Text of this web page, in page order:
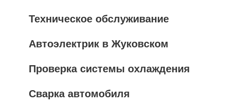
Техническое обслуживание
Автоэлектрик в Жуковском
Проверка системы охлаждения
Сварка автомобиля